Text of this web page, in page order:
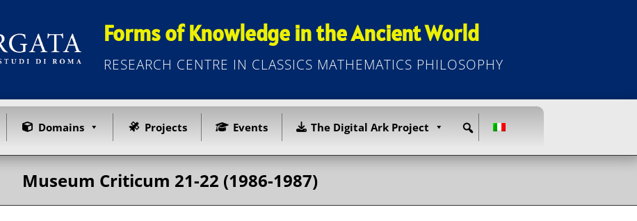
Forms of Knowledge in the Ancient World
RESEARCH CENTRE IN CLASSICS MATHEMATICS PHILOSOPHY
Domains Projects Events The Digital Ark Project
Museum Criticum 21-22 (1986-1987)